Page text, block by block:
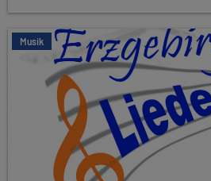
Musik